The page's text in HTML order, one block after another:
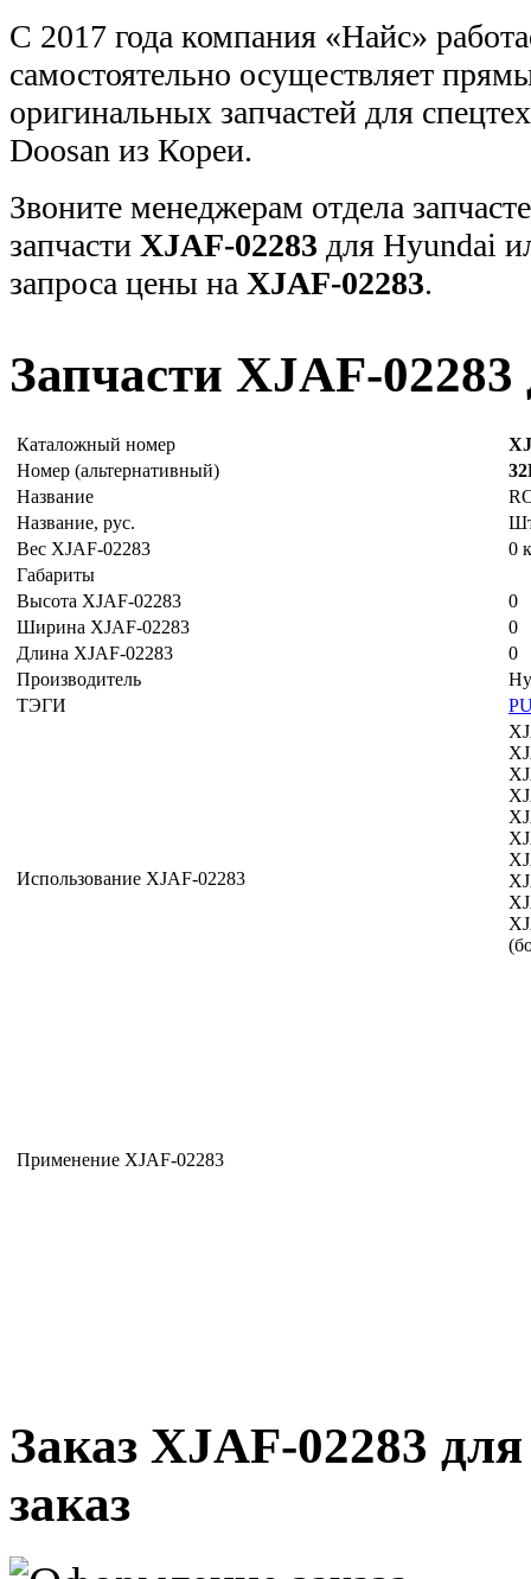
С 2017 года компания «Найс»
самостоятельно осуществляет
оригинальных запчастей для
Doosan из Кореи.
Звоните менеджерам отдела
запчасти XJAF-02283 для Hyundai
запроса цены на XJAF-02283.
Запчасти XJAF-
Каталожный номер
Номер (альтернативный)
Название
Название, рус.
Вес XJAF-02283
0
Габариты
Высота XJAF-02283
0
Ширина XJAF-02283
0
Длина XJAF-02283
0
Производитель
ТЭГИ
Использование XJAF-02283
Применение XJAF-02283
Заказ XJAF-02283
заказ